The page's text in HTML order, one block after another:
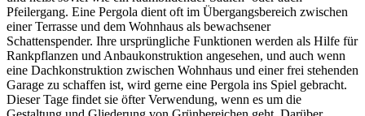
Pfeilergang. Eine Pergola dient oft im Übergangsbereich zwischen
einer Terrasse und dem Wohnhaus als bewachsener
Schattenspender. Ihre ursprüngliche Funktionen werden als Hilfe für
Rankpflanzen und Anbaukonstruktion angesehen, und auch wenn
eine Dachkonstruktion zwischen Wohnhaus und einer frei stehenden
Garage zu schaffen ist, wird gerne eine Pergola ins Spiel gebracht.
Dieser Tage findet sie öfter Verwendung, wenn es um die